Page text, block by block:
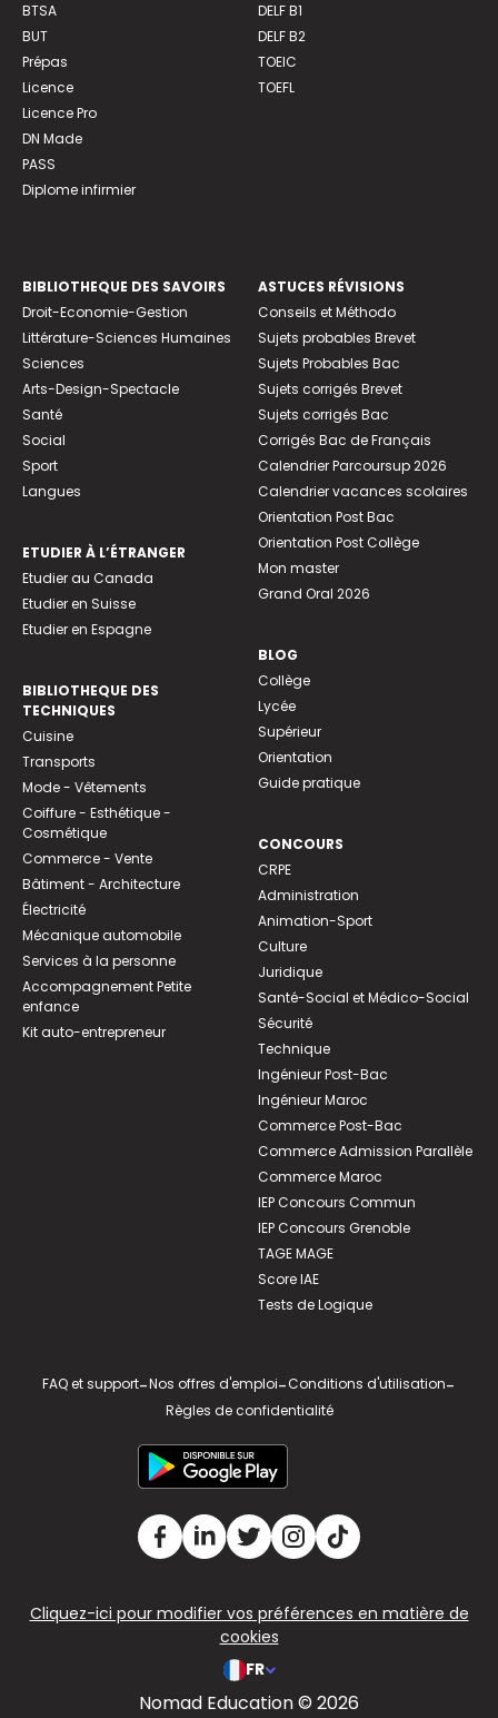
BTSA
BUT
Prépas
Licence
Licence Pro
DN Made
PASS
Diplome infirmier
DELF B1
DELF B2
TOEIC
TOEFL
BIBLIOTHEQUE DES SAVOIRS
Droit-Economie-Gestion
Littérature-Sciences Humaines
Sciences
Arts-Design-Spectacle
Santé
Social
Sport
Langues
ETUDIER À L’ÉTRANGER
Etudier au Canada
Etudier en Suisse
Etudier en Espagne
BIBLIOTHEQUE DES
TECHNIQUES
Cuisine
Transports
Mode - Vêtements
Coiffure - Esthétique -
Cosmétique
Commerce - Vente
Bâtiment - Architecture
Électricité
Mécanique automobile
Services à la personne
Accompagnement Petite
enfance
Kit auto-entrepreneur
ASTUCES RÉVISIONS
Conseils et Méthodo
Sujets probables Brevet
Sujets Probables Bac
Sujets corrigés Brevet
Sujets corrigés Bac
Corrigés Bac de Français
Calendrier Parcoursup 2026
Calendrier vacances scolaires
Orientation Post Bac
Orientation Post Collège
Mon master
Grand Oral 2026
BLOG
Collège
Lycée
Supérieur
Orientation
Guide pratique
CONCOURS
CRPE
Administration
Animation-Sport
Culture
Juridique
Santé-Social et Médico-Social
Sécurité
Technique
Ingénieur Post-Bac
Ingénieur Maroc
Commerce Post-Bac
Commerce Admission Parallèle
Commerce Maroc
IEP Concours Commun
IEP Concours Grenoble
TAGE MAGE
Score IAE
Tests de Logique
FAQ et support-Nos offres d'emploi-Conditions d'utilisation-
Règles de confidentialité
Cliquez-ici pour modifier vos préférences en matière de
cookies
FR
Nomad Education © 2026